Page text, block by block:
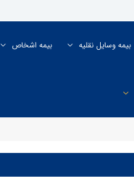
بیمه وسایل نقلیه بیمه اشخاص